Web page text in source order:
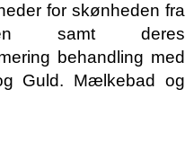
for skønheden fra
samt deres
behandling med
Guld. Mælkebad og